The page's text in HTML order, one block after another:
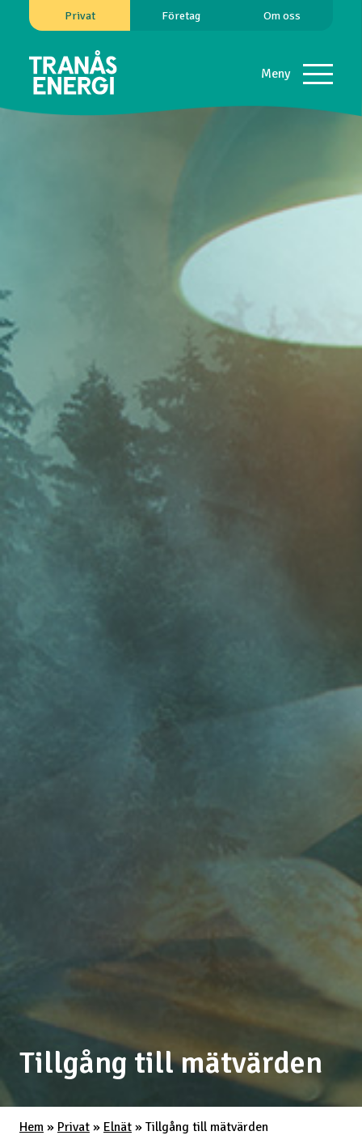
Privat Företag Om oss
Meny
Tillgång till mätvärden
Hem » Privat » Elnät » Tillgång till mätvärden